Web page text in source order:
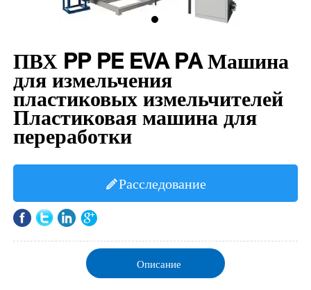
ПВХ PP PE EVA PA Машина
для измельчения
пластиковых измельчителей
Пластиковая машина для
переработки
Расследование
Описание